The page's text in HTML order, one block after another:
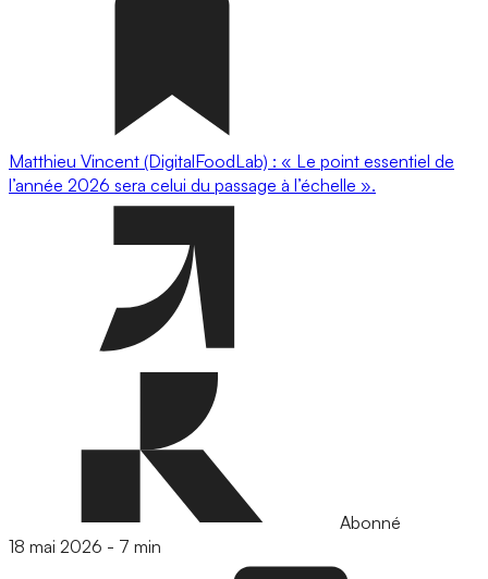
Matthieu Vincent (DigitalFoodLab) : « Le point essentiel de
l’année 2026 sera celui du passage à l’échelle ».
Abonné
18 mai 2026 - 7 min